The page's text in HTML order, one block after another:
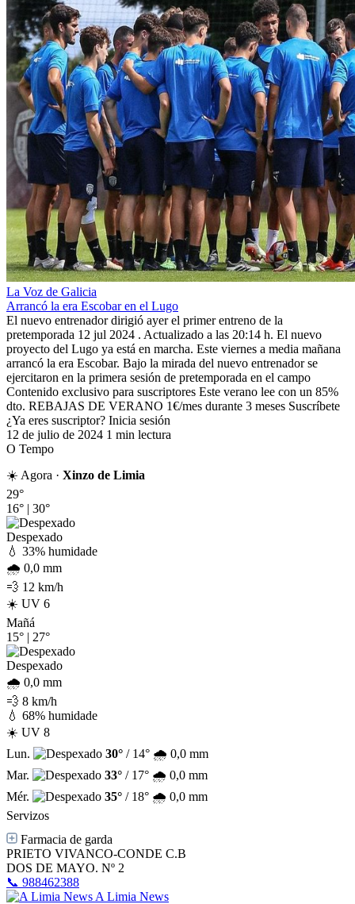
La Voz de Galicia
Arrancó la era Escobar en el Lugo
El nuevo entrenador dirigió ayer el primer entreno de la
pretemporada 12 jul 2024 . Actualizado a las 20:14 h. El nuevo
proyecto del Lugo ya está en marcha. Este viernes a media mañana
arrancó la era Escobar. Bajo la mirada del nuevo entrenador se
ejercitaron en la primera sesión de pretemporada en el campo
Contenido exclusivo para suscriptores Este verano lee con un 85%
dto. REBAJAS DE VERANO 1€/mes durante 3 meses Suscríbete
¿Ya eres suscriptor? Inicia sesión
12 de julio de 2024 1 min lectura
O Tempo
☀️ Agora · Xinzo de Limia
29°
16° | 30°
Despexado
💧 33% humidade
🌧️ 0,0 mm
💨 12 km/h
☀️ UV 6
Mañá
15° | 27°
Despexado
🌧️ 0,0 mm
💨 8 km/h
💧 68% humidade
☀️ UV 8
Lun.
30° / 14° 🌧️ 0,0 mm
Mar.
33° / 17° 🌧️ 0,0 mm
Mér.
35° / 18° 🌧️ 0,0 mm
Servizos
Farmacia de garda
PRIETO VIVANCO-CONDE C.B
DOS DE MAYO. Nº 2
📞 988462388
A Limia News